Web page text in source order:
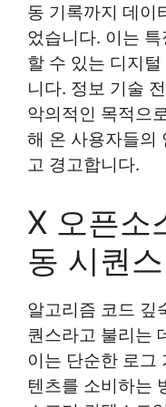
동 기록까지 데이
었습니다. 이는
할 수 있는 디지
니다. 정보 기술
악의적인 목적으
해 온 사용자들의
고 경고합니다.
X 오픈소
동 시퀀
알고리즘 코드 깊
퀀스라고 불리는
이는 단순한 로그
텐츠를 소비하는